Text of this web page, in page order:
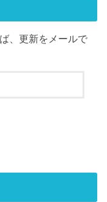
、更新をメールで